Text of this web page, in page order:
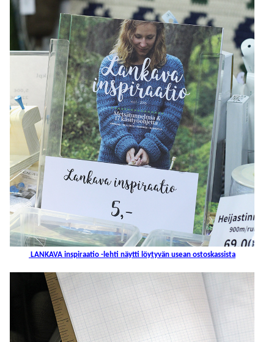
LANKAVA inspiraatio -lehti näytti löytyvän usean ostoskassista